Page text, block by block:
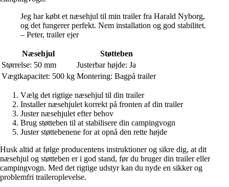
Jeg har købt et næsehjul til min trailer fra Harald Nyborg,
og det fungerer perfekt. Nem installation og god stabilitet.
– Peter, trailer ejer
Næsehjul
Støtteben
Størrelse: 50 mm
Justerbar højde: Ja
Vægtkapacitet: 500 kg Montering: Bagpå trailer
Vælg det rigtige næsehjul til din trailer
Installer næsehjulet korrekt på fronten af ​​din trailer
Juster næsehjulet efter behov
Brug støtteben til at stabilisere din campingvogn
Juster støttebenene for at opnå den rette højde
Husk altid at følge producentens instruktioner og sikre dig, at dit
næsehjul og støtteben er i god stand, før du bruger din trailer eller
campingvogn. Med det rigtige udstyr kan du nyde en sikker og
problemfri traileroplevelse.